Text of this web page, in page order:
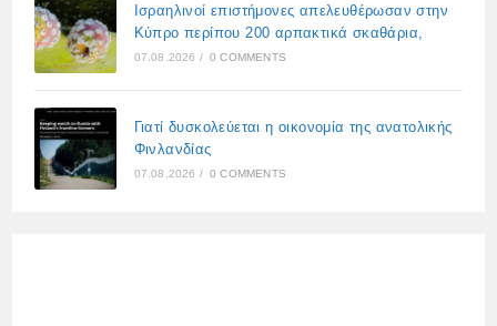
Ισραηλινοί επιστήμονες απελευθέρωσαν στην
Κύπρο περίπου 200 αρπακτικά σκαθάρια,
07.08.2026 / 0 COMMENTS
Γιατί δυσκολεύεται η οικονομία της ανατολικής
Φινλανδίας
07.08.2026 / 0 COMMENTS